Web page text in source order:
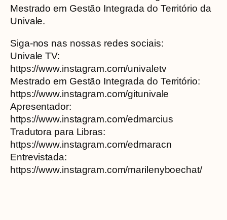
Mestrado em Gestão Integrada do Território da
Univale.
Siga-nos nas nossas redes sociais:
Univale TV:
https://www.instagram.com/univaletv
Mestrado em Gestão Integrada do Território:
https://www.instagram.com/gitunivale
Apresentador:
https://www.instagram.com/edmarcius
Tradutora para Libras:
https://www.instagram.com/edmaracn
Entrevistada:
https://www.instagram.com/marilenyboechat/